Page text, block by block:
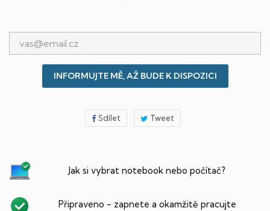
INFORMUJTE MĚ, AŽ BUDE K DISPOZICI
Sdílet Tweet
Jak si vybrat notebook nebo počítač?
Připraveno - zapnete a okamžitě pracujte